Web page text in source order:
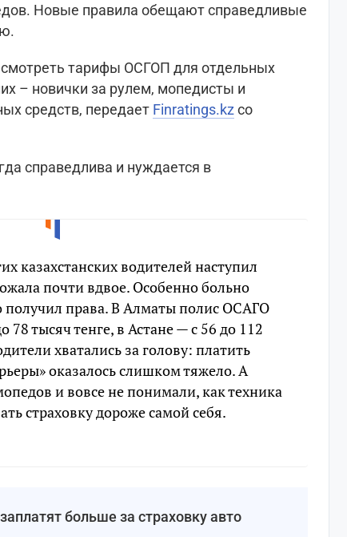
Новые правила обещают справедливые
тарифы ОСГОП для отдельных
– новички за рулем, мопедисты и
средств, передает Finratings.kz со
справедлива и нуждается в
казахстанских водителей наступил
почти вдвое. Особенно больно
получил права. В Алматы полис ОСАГО
78 тысяч тенге, в Астане — с 56 до 112
хватались за голову: платить
оказалось слишком тяжело. А
и вовсе не понимали, как техника
страховку дороже самой себя.
больше за страховку авто